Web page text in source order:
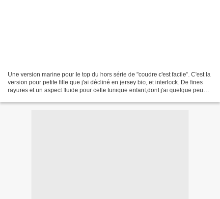
Une version marine pour le top du hors série de "coudre c'est facile". C'est la
version pour petite fille que j'ai décliné en jersey bio, et interlock. De fines
rayures et un aspect fluide pour cette tunique enfant,dont j'ai quelque peu